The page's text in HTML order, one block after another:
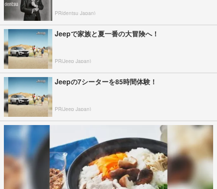
PR(dentsu Japan)
Jeepで家族と夏一番の大冒険へ！
PR(Jeep Japan)
Jeepの7シーターを85時間体験！
PR(Jeep Japan)